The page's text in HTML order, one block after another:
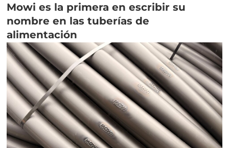
Mowi es la primera en escribir su
nombre en las tuberías de
alimentación